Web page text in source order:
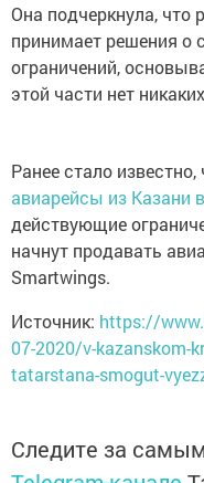
Она подчеркнула, что
принимает решения о
ограничений,
этой части нет
Ранее стало известно,
авиарейсы из Казани
действующие
начнут продавать
Smartwings.
Источник: https://
07-2020/v-kazanskom-
tatarstana-smogut-
Следите за